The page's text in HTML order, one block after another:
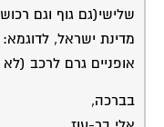
שלישי(גם גוף וגם
מדינת ישראל,
אופניים גרם לרכב
בברכה,